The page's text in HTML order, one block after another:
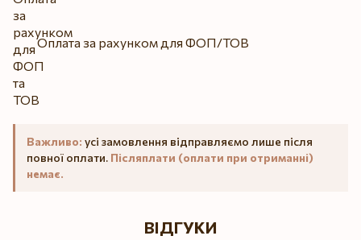
Оплата за рахунком для ФОП/ТОВ
Важливо: усі замовлення відправляємо лише після
повної оплати. Післяплати (оплати при отриманні)
немає.
ВІДГУКИ